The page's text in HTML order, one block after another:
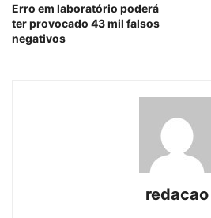
Erro em laboratório poderá
ter provocado 43 mil falsos
negativos
redacao